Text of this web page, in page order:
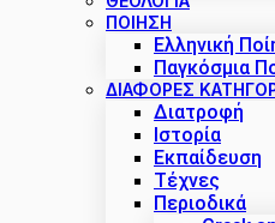
ΠΟΙΗΣΗ
Ελληνική
Παγκόσμια
ΔΙΑΦΟΡΕΣ
Διατροφή
Ιστορία
Εκπαίδευση
Τέχνες
Περιοδικά